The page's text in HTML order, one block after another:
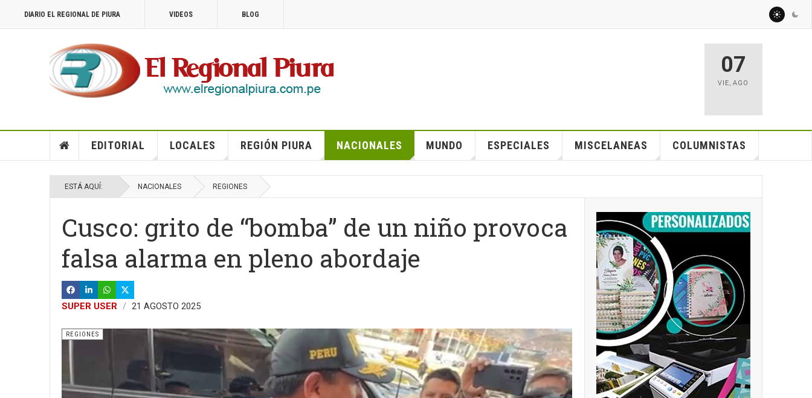
DIARIO EL REGIONAL DE PIURA VIDEOS BLOG
07
VIE,AGO
EDITORIAL LOCALES REGIÓN PIURA NACIONALES MUNDO ESPECIALES MISCELANEAS COLUMNISTAS
ESTÁ AQUÍ: NACIONALES REGIONES
Cusco: grito de “bomba” de un niño provoca
falsa alarma en pleno abordaje
SUPER USER 21 AGOSTO 2025
REGIONES